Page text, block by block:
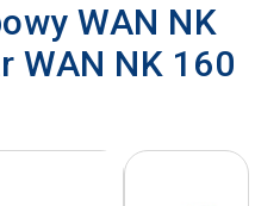
WAN NK
WAN NK 160